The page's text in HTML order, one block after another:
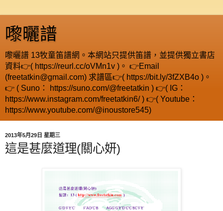
嚟曬譜
嚟曬譜 13牧童笛譜網。本網站只提供笛譜，並提供獨立書店
資料👉( https://reurl.cc/oVMn1v )。 👉Email
(freetatkin@gmail.com) 求譜區👉( https://bit.ly/3fZXB4o )。
👉 ( Suno： https://suno.com/@freetatkin ) 👉( IG：
https://www.instagram.com/freetatkin6/ ) 👉( Youtube：
https://www.youtube.com/@inoustore545)
2013年5月29日 星期三
這是甚麼道理(關心妍)